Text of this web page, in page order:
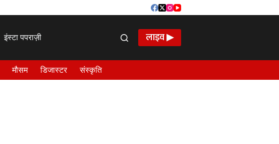
इंस्टा पपराज़ी लाइव ▶
मौसम डिजास्टर संस्कृति